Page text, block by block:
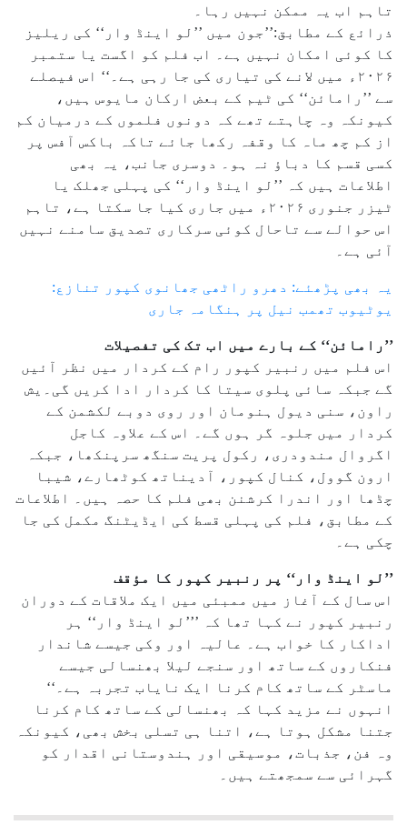
تاہم اب یہ ممکن نہیں رہا۔
ذرائع کے مطابق:’’جون میں ’’لو اینڈ وار‘‘ کی ریلیز
کا کوئی امکان نہیں ہے۔ اب فلم کو اگست یا ستمبر
۲۰۲۶ء میں لانے کی تیاری کی جا رہی ہے۔‘‘ اس فیصلے
سے ’’رامائن‘‘ کی ٹیم کے بعض ارکان مایوس ہیں،
کیونکہ وہ چاہتے تھے کہ دونوں فلموں کے درمیان کم
از کم چھ ماہ کا وقفہ رکھا جائے تاکہ باکس آفس پر
کسی قسم کا دباؤ نہ ہو۔ دوسری جانب، یہ بھی
اطلاعات ہیں کہ ’’لو اینڈ وار‘‘ کی پہلی جھلک یا
ٹیزر جنوری ۲۰۲۶ء میں جاری کیا جا سکتا ہے، تاہم
اس حوالے سے تاحال کوئی سرکاری تصدیق سامنے نہیں
آئی ہے۔
یہ بھی پڑھئے: دھرو راٹھی جھانوی کپور تنازع:
یوٹیوب تھمب نیل پر ہنگامہ جاری
’’رامائن‘‘ کے بارے میں اب تک کی تفصیلات
اس فلم میں رنبیر کپور رام کے کردار میں نظر آئیں
گے جبکہ سائی پلوی سیتا کا کردار ادا کریں گی۔یش
راون، سنی دیول ہنومان اور روی دوبے لکشمن کے
کردار میں جلوہ گر ہوں گے۔ اس کے علاوہ کاجل
اگروال مندودری، رکول پریت سنگھ سرپنکھا، جبکہ
ارون گوول، کنال کپور، آدیناتھ کوٹھارے، شیبا
چڈھا اور اندرا کرشنن بھی فلم کا حصہ ہیں۔ اطلاعات
کے مطابق، فلم کی پہلی قسط کی ایڈیٹنگ مکمل کی جا
چکی ہے۔
’’لو اینڈ وار‘‘ پر رنبیر کپور کا مؤقف
اس سال کے آغاز میں ممبئی میں ایک ملاقات کے دوران
رنبیر کپور نے کہا تھا کہ ’’’لو اینڈ وار‘‘ ہر
اداکار کا خواب ہے۔ عالیہ اور وکی جیسے شاندار
فنکاروں کے ساتھ اور سنجے لیلا بھنسالی جیسے
ماسٹر کے ساتھ کام کرنا ایک نایاب تجربہ ہے۔‘‘
انہوں نے مزید کہا کہ بھنسالی کے ساتھ کام کرنا
جتنا مشکل ہوتا ہے، اتنا ہی تسلی بخش بھی، کیونکہ
وہ فن، جذبات، موسیقی اور ہندوستانی اقدار کو
گہرائی سے سمجھتے ہیں۔